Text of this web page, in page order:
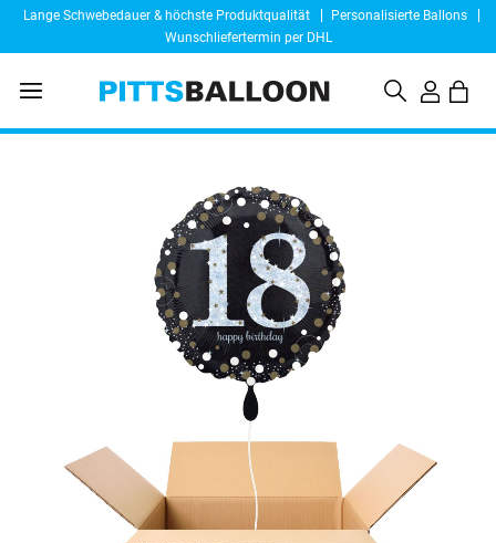
Lange Schwebedauer & höchste Produktqualität
Personalisierte Ballons
Wunschliefertermin per DHL